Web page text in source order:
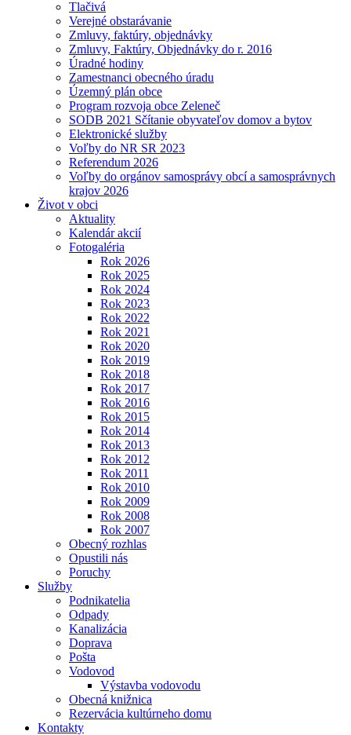
Tlačivá
Verejné obstarávanie
Zmluvy, faktúry, objednávky
Zmluvy, Faktúry, Objednávky do r. 2016
Úradné hodiny
Zamestnanci obecného úradu
Územný plán obce
Program rozvoja obce Zeleneč
SODB 2021 Sčítanie obyvateľov domov a bytov
Elektronické služby
Voľby do NR SR 2023
Referendum 2026
Voľby do orgánov samosprávy obcí a samosprávnych
krajov 2026
Život v obci
Aktuality
Kalendár akcií
Fotogaléria
Rok 2026
Rok 2025
Rok 2024
Rok 2023
Rok 2022
Rok 2021
Rok 2020
Rok 2019
Rok 2018
Rok 2017
Rok 2016
Rok 2015
Rok 2014
Rok 2013
Rok 2012
Rok 2011
Rok 2010
Rok 2009
Rok 2008
Rok 2007
Obecný rozhlas
Opustili nás
Poruchy
Služby
Podnikatelia
Odpady
Kanalizácia
Doprava
Pošta
Vodovod
Výstavba vodovodu
Obecná knižnica
Rezervácia kultúrneho domu
Kontakty